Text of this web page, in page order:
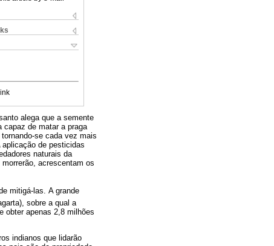
alega que a semente
capaz de matar a praga
se cada vez mais
de pesticidas
naturais da
acrescentam os
mitigá-las. A grande
sobre a qual a
obter apenas 2,8 milhões
indianos que lidarão